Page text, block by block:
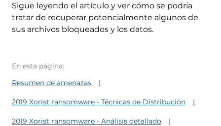
Sigue leyendo el artículo y ver cómo se podría
tratar de recuperar potencialmente algunos de
sus archivos bloqueados y los datos.
En esta página:
Resumen de amenazas
2019 Xorist ransomware - Técnicas de Distribución
2019 Xorist ransomware - Análisis detallado